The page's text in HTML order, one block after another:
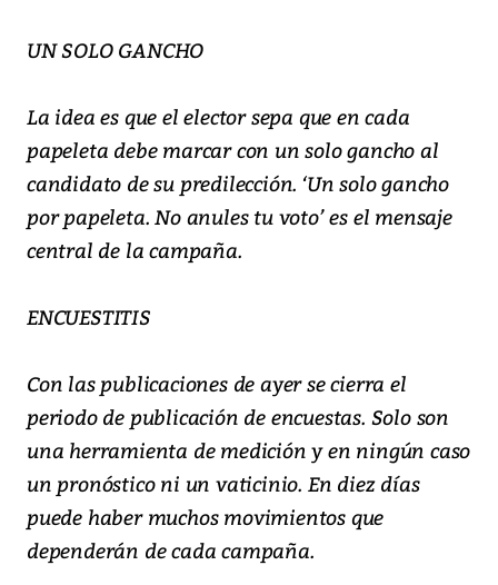
UN SOLO GANCHO
La idea es que el elector sepa que en cada
papeleta debe marcar con un solo gancho al
candidato de su predilección. ‘Un solo gancho
por papeleta. No anules tu voto’ es el mensaje
central de la campaña.
ENCUESTITIS
Con las publicaciones de ayer se cierra el
periodo de publicación de encuestas. Solo son
una herramienta de medición y en ningún caso
un pronóstico ni un vaticinio. En diez días
puede haber muchos movimientos que
dependerán de cada campaña.